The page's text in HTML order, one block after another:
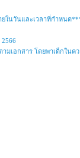
ในวันและเวลาที่กำหนด
มเอกสาร โดยพาเด็กในค